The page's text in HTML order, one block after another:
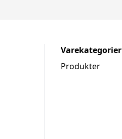
Varekategorier
Produkter